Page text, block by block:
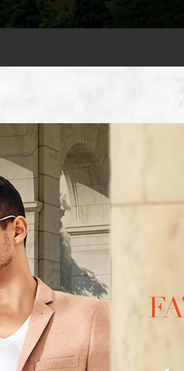
，國王水晶——捷克摩瑟水晶，
世瑰寶，都是國裕代理的品牌。
代代的藝術家堅持手工繪製傳
期藝術風格，以及文學、藝術
麥森瓷器的風華與典麗，成為
含鉛、純手工打造，技藝登峰
繽紛多采，在在堅持傳統風格
鍾。
。1942創立以來，一直秉持「
完美演繹，栩栩如生的作品，
館重要的收藏品。